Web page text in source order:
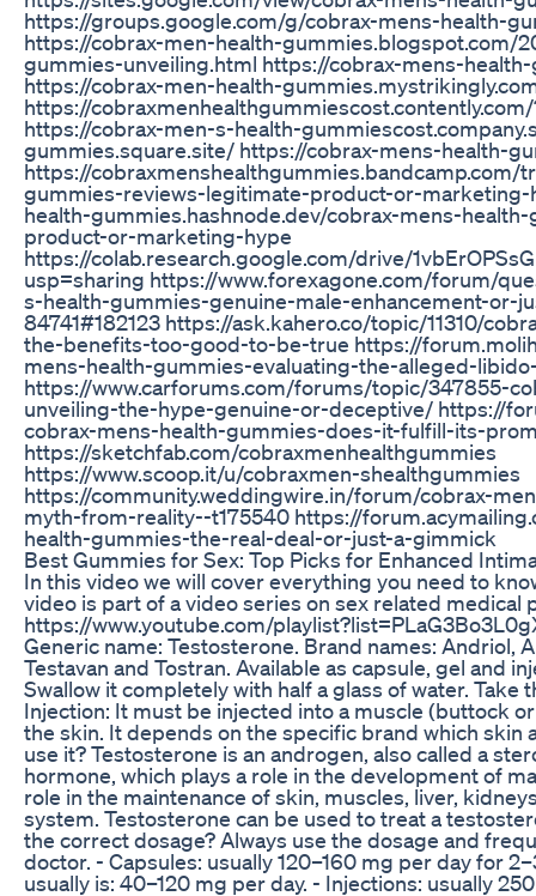
https://groups.google.com/g/cobrax-mens-health-
https://cobrax-men-health-gummies.blogspot.com/
gummies-unveiling.html https://cobrax-mens-
https://cobrax-men-health-
https://
https://cobrax-men-s-health-
gummies.square.site/ https://cobrax-mens-health-
https://cobraxmenshealthgummies.bandcamp.com/
gummies-reviews-legitimate-product-or-marketing-
health-gummies.hashnode.dev/cobrax-mens-
product-or-marketing-hype
https://colab.research.google.com/drive/
usp=sharing https://www.forexagone.com/forum/
s-health-gummies-genuine-male-enhancement-or-
84741#182123 https://ask.kahero.co/topic/11310/
the-benefits-too-good-to-be-true https://
mens-health-gummies-evaluating-the-alleged-
https://www.carforums.com/forums/topic/347855-
unveiling-the-hype-genuine-or-deceptive/ https://
cobrax-mens-health-gummies-does-it-fulfill-its-
https://sketchfab.com/cobraxmenhealthgummies
https://www.scoop.it/u/cobraxmen-shealthgummies
https://community.weddingwire.in/forum/cobrax-
myth-from-reality--t175540 https://
health-gummies-the-real-deal-or-just-a-gimmick
Best Gummies for Sex: Top Picks for Enhanced
In this video we will cover everything you need to
video is part of a video series on sex related medical
https://www.youtube.com/
Generic name: Testosterone. Brand names: Andriol,
Testavan and Tostran. Available as capsule, gel and
Swallow it completely with half a glass of water. Take
Injection: It must be injected into a muscle (buttock
the skin. It depends on the specific brand which skin
use it? Testosterone is an androgen, also called a
hormone, which plays a role in the development of
role in the maintenance of skin, muscles, liver,
system. Testosterone can be used to treat a
the correct dosage? Always use the dosage and
doctor. - Capsules: usually 120–160 mg per day for
usually is: 40–120 mg per day. - Injections: usually